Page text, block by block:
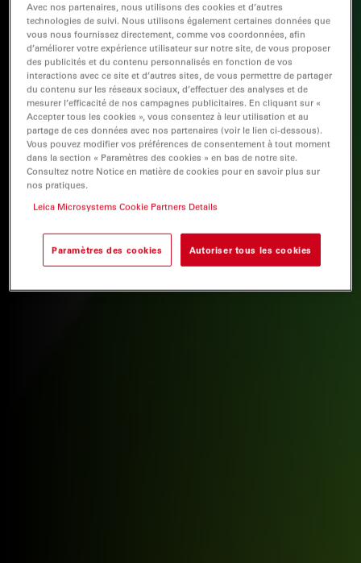
Avec nos partenaires, nous utilisons des cookies et d’autres
technologies de suivi. Nous utilisons également certaines données que
vous nous fournissez directement, comme vos coordonnées, afin
d’améliorer votre expérience utilisateur sur notre site, de vous proposer
des publicités et du contenu personnalisés en fonction de vos
interactions avec ce site et d’autres sites, de vous permettre de partager
du contenu sur les réseaux sociaux, d’effectuer des analyses et de
mesurer l’efficacité de nos campagnes publicitaires. En cliquant sur «
Accepter tous les cookies », vous consentez à leur utilisation et au
partage de ces données avec nos partenaires (voir le lien ci-dessous).
Vous pouvez modifier vos préférences de consentement à tout moment
dans la section « Paramètres des cookies » en bas de notre site.
Consultez notre Notice en matière de cookies pour en savoir plus sur
nos pratiques.
Leica Microsystems Cookie Partners Details
Paramètres des cookies Autoriser tous les cookies